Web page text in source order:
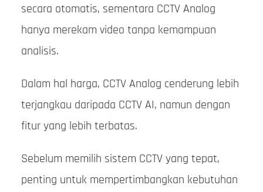
secara otomatis, sementara CCTV Analog
hanya merekam video tanpa kemampuan
analisis.
Dalam hal harga, CCTV Analog cenderung lebih
terjangkau daripada CCTV AI, namun dengan
fitur yang lebih terbatas.
Sebelum memilih sistem CCTV yang tepat,
penting untuk mempertimbangkan kebutuhan